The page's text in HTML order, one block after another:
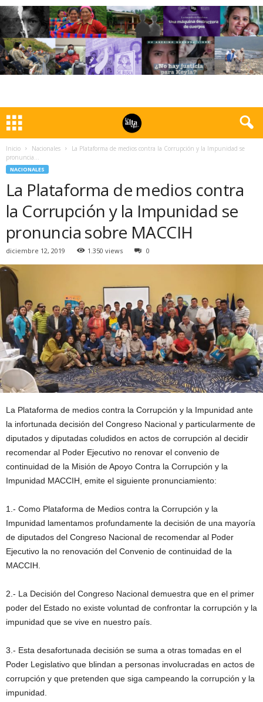
Inicio Nacionales
La Plataforma de medios contra la Corrupción y la Impunidad se
pronuncia...
NACIONALES
La Plataforma de medios contra
la Corrupción y la Impunidad se
pronuncia sobre MACCIH
diciembre 12, 2019 1.350 views 0
La Plataforma de medios contra la Corrupción y la Impunidad ante
la infortunada decisión del Congreso Nacional y particularmente de
diputados y diputadas coludidos en actos de corrupción al decidir
recomendar al Poder Ejecutivo no renovar el convenio de
continuidad de la Misión de Apoyo Contra la Corrupción y la
Impunidad MACCIH, emite el siguiente pronunciamiento:
1.- Como Plataforma de Medios contra la Corrupción y la
Impunidad lamentamos profundamente la decisión de una mayoría
de diputados del Congreso Nacional de recomendar al Poder
Ejecutivo la no renovación del Convenio de continuidad de la
MACCIH.
2.- La Decisión del Congreso Nacional demuestra que en el primer
poder del Estado no existe voluntad de confrontar la corrupción y la
impunidad que se vive en nuestro país.
3.- Esta desafortunada decisión se suma a otras tomadas en el
Poder Legislativo que blindan a personas involucradas en actos de
corrupción y que pretenden que siga campeando la corrupción y la
impunidad.